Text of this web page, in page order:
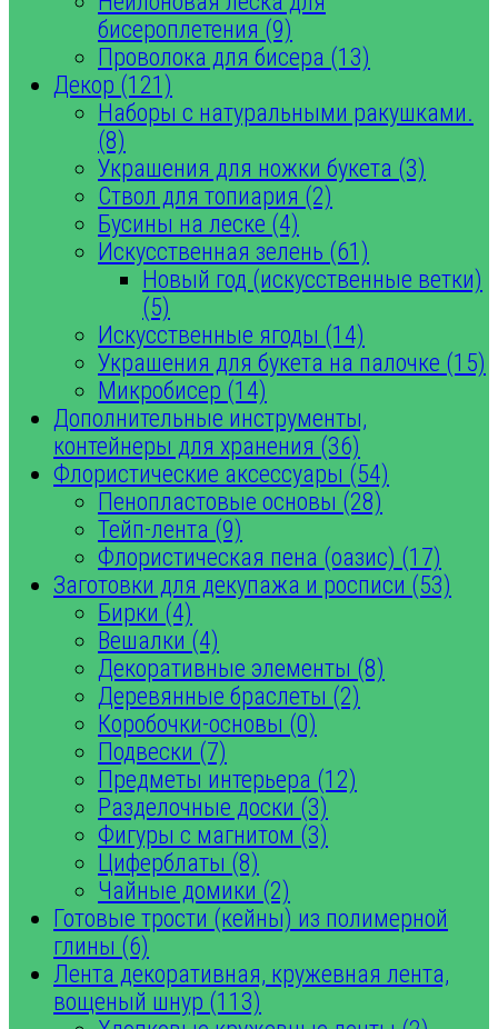
бисероплетения (9)
Проволока для бисера (13)
Декор (121)
Наборы с натуральными ракушками.
(8)
Украшения для ножки букета (3)
Ствол для топиария (2)
Бусины на леске (4)
Искусственная зелень (61)
Новый год (искусственные ветки)
(5)
Искусственные ягоды (14)
Украшения для букета на палочке (15)
Микробисер (14)
Дополнительные инструменты,
контейнеры для хранения (36)
Флористические аксессуары (54)
Пенопластовые основы (28)
Тейп-лента (9)
Флористическая пена (оазис) (17)
Заготовки для декупажа и росписи (53)
Бирки (4)
Вешалки (4)
Декоративные элементы (8)
Деревянные браслеты (2)
Коробочки-основы (0)
Подвески (7)
Предметы интерьера (12)
Разделочные доски (3)
Фигуры с магнитом (3)
Циферблаты (8)
Чайные домики (2)
Готовые трости (кейны) из полимерной
глины (6)
Лента декоративная, кружевная лента,
вощеный шнур (113)